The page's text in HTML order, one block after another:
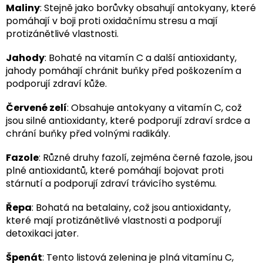
Maliny: Stejně jako borůvky obsahují antokyany, které
pomáhají v boji proti oxidačnímu stresu a mají
protizánětlivé vlastnosti.
Jahody: Bohaté na vitamín C a další antioxidanty,
jahody pomáhají chránit buňky před poškozením a
podporují zdraví kůže.
Červené zelí: Obsahuje antokyany a vitamín C, což
jsou silné antioxidanty, které podporují zdraví srdce a
chrání buňky před volnými radikály.
Fazole: Různé druhy fazolí, zejména černé fazole, jsou
plné antioxidantů, které pomáhají bojovat proti
stárnutí a podporují zdraví trávicího systému.
Řepa: Bohatá na betalainy, což jsou antioxidanty,
které mají protizánětlivé vlastnosti a podporují
detoxikaci jater.
Špenát: Tento listová zelenina je plná vitamínu C,